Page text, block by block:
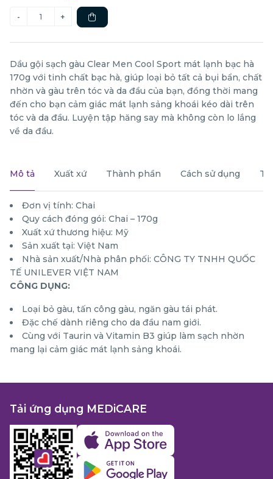
Dầu gội sạch gàu Clear Men Cool Sport mát lạnh bạc hà
170g với tinh chất bạc hà, giúp loại bỏ tất cả bụi bẩn, chất
nhờn và gàu trên tóc và da đầu của bạn, đồng thời mang
đến cho bạn cảm giác mát lạnh sảng khoái kéo dài trên
tóc và da đầu. Luyện tập hăng say mà không còn lo lắng
về da đầu.
Mô tả Xuất xứ Thành phần Cách sử dụng
Đơn vị tính: Chai
Quy cách đóng gói: Chai – 170g
Xuất xứ thương hiệu: Mỹ
Sản xuất tại: Việt Nam
Nhà sản xuất/Nhà phân phối: CÔNG TY TNHH QUỐC
TẾ UNILEVER VIỆT NAM
CÔNG DỤNG:
Loại bỏ gàu, tấn công gàu, ngăn gàu tái phát.
Đặc chế dành riêng cho da đầu nam giới.
Cùng với Taurin và Vitamin B3 giúp làm sạch nhờn
mang lại cảm giác mát lạnh sảng khoái.
Tải ứng dụng MEDiCARE